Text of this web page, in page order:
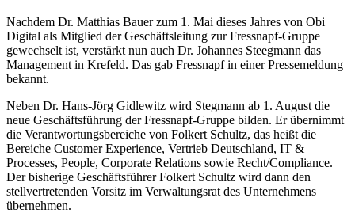
Nachdem Dr. Matthias Bauer zum 1. Mai dieses Jahres von Obi
Digital als Mitglied der Geschäftsleitung zur Fressnapf-Gruppe
gewechselt ist, verstärkt nun auch Dr. Johannes Steegmann das
Management in Krefeld. Das gab Fressnapf in einer Pressemeldung
bekannt.
Neben Dr. Hans-Jörg Gidlewitz wird Stegmann ab 1. August die
neue Geschäftsführung der Fressnapf-Gruppe bilden. Er übernimmt
die Verantwortungsbereiche von Folkert Schultz, das heißt die
Bereiche Customer Experience, Vertrieb Deutschland, IT &
Processes, People, Corporate Relations sowie Recht/Compliance.
Der bisherige Geschäftsführer Folkert Schultz wird dann den
stellvertretenden Vorsitz im Verwaltungsrat des Unternehmens
übernehmen.